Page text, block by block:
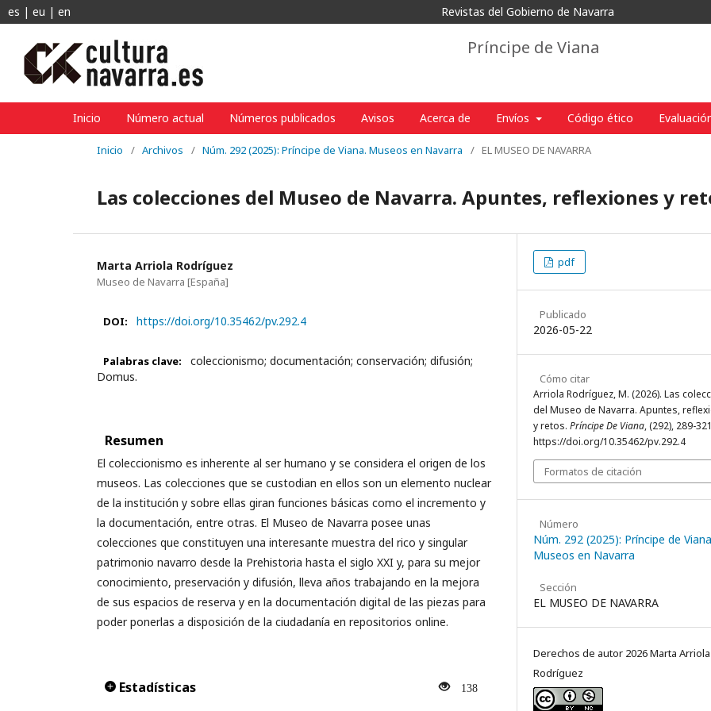
Príncipe de Viana
Inicio Número actual Números publicados Avisos Acerca de Envíos Código ético
es | eu | en Revistas del Gobierno de Navarra
Inicio / Archivos / Núm. 292 (2025): Príncipe de Viana. Museos en Navarra / EL MUSEO DE NAVARRA
Las colecciones del Museo de Navarra. Apuntes, reflexiones y
Marta Arriola Rodríguez
Museo de Navarra [España]
DOI: https://doi.org/10.35462/pv.292.4
Palabras clave:
coleccionismo; documentación; conservación; difusión;
Domus.
Resumen
El coleccionismo es inherente al ser humano y se considera el origen de los
museos. Las colecciones que se custodian en ellos son un elemento nuclear
de la institución y sobre ellas giran funciones básicas como el incremento y
la documentación, entre otras. El Museo de Navarra posee unas
colecciones que constituyen una interesante muestra del rico y singular
patrimonio navarro desde la Prehistoria hasta el siglo XXI y, para su mejor
conocimiento, preservación y difusión, lleva años trabajando en la mejora
de sus espacios de reserva y en la documentación digital de las piezas para
poder ponerlas a disposición de la ciudadanía en repositorios online.
Estadísticas 138
pdf
Publicado
2026-05-22
Cómo citar
Arriola Rodríguez, M. (2026). Las
del Museo de Navarra. Apuntes,
y retos. Príncipe De Viana, (292), 289-
https://doi.org/10.35462/pv.292.4
Formatos de citación
Número
Núm. 292 (2025): Príncipe de
Museos en Navarra
Sección
EL MUSEO DE NAVARRA
Derechos de autor 2026 Marta Arriola
Rodríguez